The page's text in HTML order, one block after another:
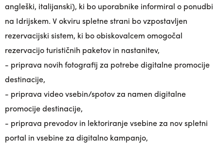
angleški, italijanski), ki bo uporabnike informiral o ponudbi
na Idrijskem. V okviru spletne strani bo vzpostavljen
rezervacijski sistem, ki bo obiskovalcem omogočal
rezervacijo turističnih paketov in nastanitev,
- priprava novih fotografij za potrebe digitalne promocije
destinacije,
- priprava video vsebin/spotov za namen digitalne
promocije destinacije,
- priprava prevodov in lektoriranje vsebine za nov spletni
portal in vsebine za digitalno kampanjo,